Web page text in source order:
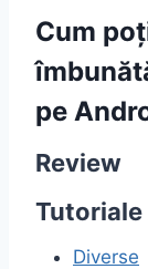
Cum
pe
Review
Diverse